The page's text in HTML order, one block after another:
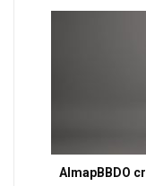
AlmapBBDO